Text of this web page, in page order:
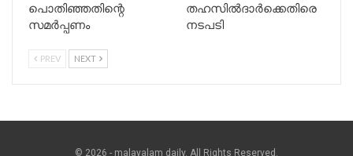
പൊതിഞ്ഞതിന്റെ
സമർപ്പണം
തഹസിൽദാർക്കെതിരെ
നടപടി
PREV NEXT
© 2026 - malayalam daily. All Rights Reserved.